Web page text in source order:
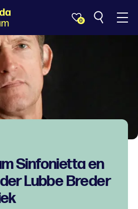
0
Sinfonietta en
Lubbe Breder